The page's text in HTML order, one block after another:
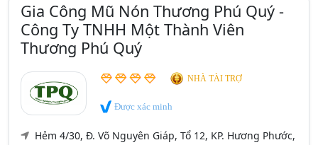
Gia Công Mũ Nón Thương Phú Quý -
Công Ty TNHH Một Thành Viên
Thương Phú Quý
NHÀ TÀI TRỢ
Được xác minh
Hẻm 4/30, Đ. Võ Nguyên Giáp, Tổ 12, KP. Hương Phước,